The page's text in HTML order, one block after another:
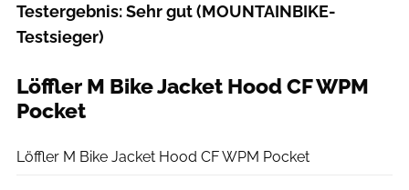
Testergebnis: Sehr gut (MOUNTAINBIKE-
Testsieger)
Löffler M Bike Jacket Hood CF WPM
Pocket
Löffler M Bike Jacket Hood CF WPM Pocket